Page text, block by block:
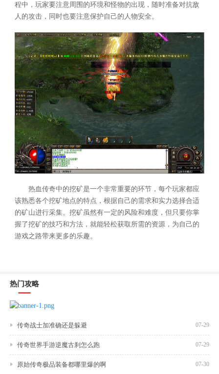
程中，玩家要注意周围的环境和怪物的出现，随时准备对抗敌
人的攻击，同时也要注意保护自己的人物安全。
热血传奇中的挖矿是一个非常重要的环节，每个玩家都应
该熟悉各个挖矿地点的特点，根据自己的需求和实力选择合适
的矿山进行采集。挖矿虽然有一定的风险和难度，但只要你掌
握了挖矿的技巧和方法，就能轻松获取所需的资源，为自己的
游戏之路带来更多的乐趣。
热门攻略
传奇战士加准确还是躲避 07-29
传奇世界手游逆魔古刹怎么跑 07-29
原始传奇极品装备都哪里爆的啊 07-30